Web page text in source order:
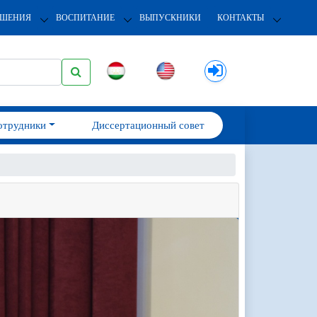
ВОСПИТАНИЕ ВЫПУСКНИКИ КОНТАКТЫ
Диссертационный совет